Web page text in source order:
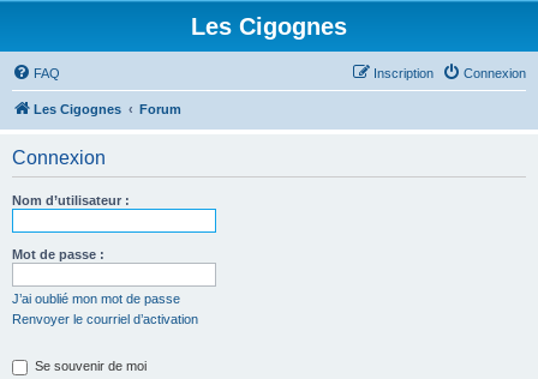
Les Cigognes
FAQ Connexion
Inscription
Les Cigognes Forum
Connexion
Nom d’utilisateur :
Mot de passe :
J’ai oublié mon mot de passe
Renvoyer le courriel d’activation
Se souvenir de moi